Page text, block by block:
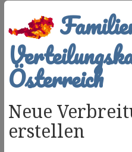
Österreich
Neue
erstellen